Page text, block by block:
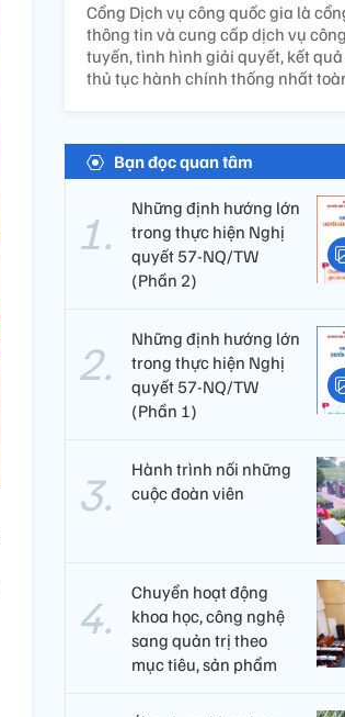
Cổng Dịch vụ công quốc gia là
thông tin và cung cấp dịch vụ
tuyến, tình hình giải quyết, kết
thủ tục hành chính thống nhất
Bạn đọc quan tâm
Những định hướng lớn
trong thực hiện Nghị
quyết 57-NQ/TW
(Phần 2)
Những định hướng lớn
trong thực hiện Nghị
quyết 57-NQ/TW
(Phần 1)
Hành trình nối những
cuộc đoàn viên
Chuyển hoạt động
khoa học, công nghệ
sang quản trị theo
mục tiêu, sản phẩm